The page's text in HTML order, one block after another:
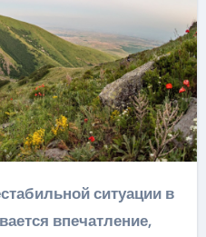
впечатление,